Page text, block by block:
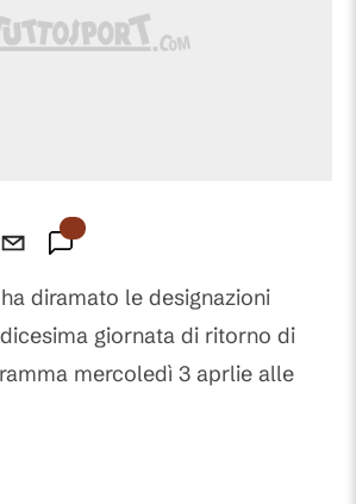
diramato le designazioni
giornata di ritorno di
mercoledì 3 aprlie alle